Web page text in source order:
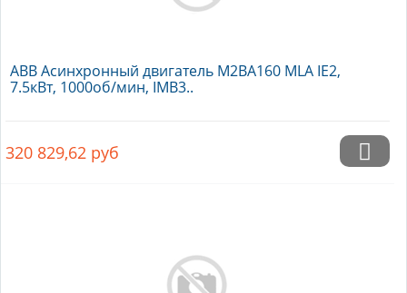
ABB Асинхронный двигатель M2BA160 MLA IE2,
7.5кВт, 1000об/мин, IMB3..
320 829,62 руб